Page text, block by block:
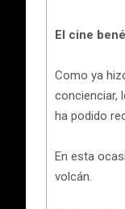
El cine
Como ya
concienciar,
ha podido
En esta
volcán.